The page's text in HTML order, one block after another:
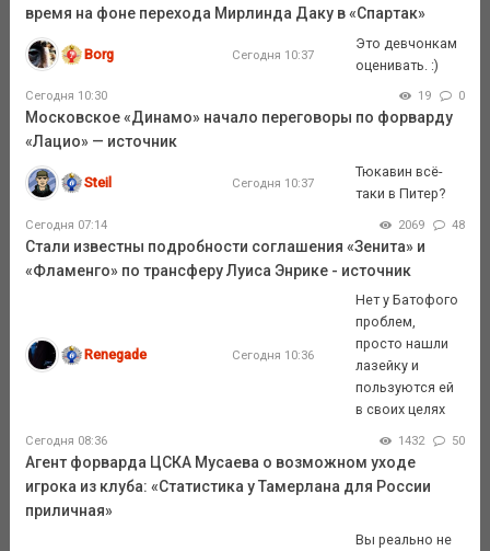
время на фоне перехода Мирлинда Даку в «Спартак»
Borg Сегодня 10:37
Это девчонкам
оценивать. :)
Сегодня 10:30 19 0
Московское «Динамо» начало переговоры по форварду
«Лацио» — источник
Steil Сегодня 10:37
Тюкавин всё-
таки в Питер?
Сегодня 07:14 2069 48
Стали известны подробности соглашения «Зенита» и
«Фламенго» по трансферу Луиса Энрике - источник
Renegade Сегодня 10:36
Нет у Батофого
проблем,
просто нашли
лазейку и
пользуются ей
в своих целях
Сегодня 08:36 1432 50
Агент форварда ЦСКА Мусаева о возможном уходе
игрока из клуба: «Статистика у Тамерлана для России
приличная»
Вы реально не